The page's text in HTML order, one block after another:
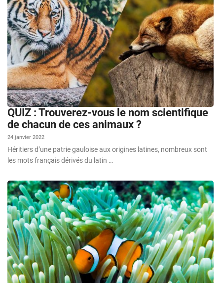
QUIZ : Trouverez-vous le nom scientifique
de chacun de ces animaux ?
24 janvier 2022
Héritiers d’une patrie gauloise aux origines latines, nombreux sont
les mots français dérivés du latin …